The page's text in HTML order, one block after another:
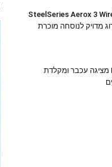
SteelSeries Aerox 3
מדויק לנוסחה מוכרת
Logitech G מציגה עכבר ומקלדת